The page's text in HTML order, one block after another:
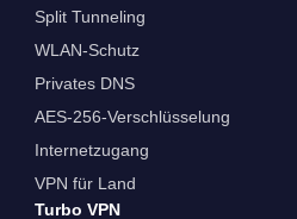
Split Tunneling
WLAN-Schutz
Privates DNS
AES-256-Verschlüsselung
Internetzugang
VPN für Land
Turbo VPN